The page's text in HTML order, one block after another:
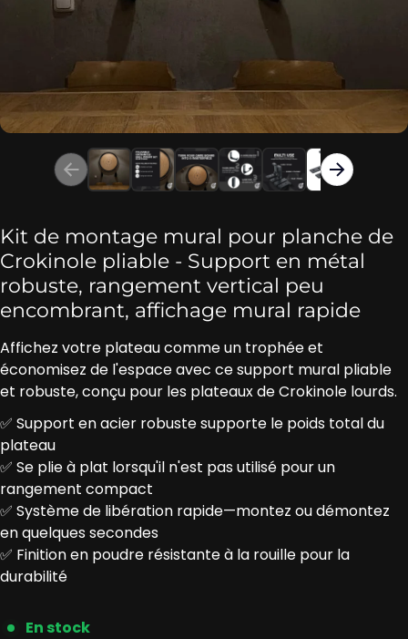
Kit de montage mural pour planche de
Crokinole pliable - Support en métal
robuste, rangement vertical peu
encombrant, affichage mural rapide
Affichez votre plateau comme un trophée et
économisez de l'espace avec ce support mural pliable
et robuste, conçu pour les plateaux de Crokinole lourds.
✅ Support en acier robuste supporte le poids total du
plateau
✅ Se plie à plat lorsqu'il n'est pas utilisé pour un
rangement compact
✅ Système de libération rapide—montez ou démontez
en quelques secondes
✅ Finition en poudre résistante à la rouille pour la
durabilité
En stock